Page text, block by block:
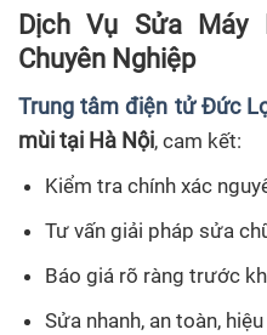
Dịch Vụ Sửa
Chuyên Nghiệp
Trung tâm điện tử Đức
mùi tại Hà Nội, cam kết:
Kiểm tra chính xác
Tư vấn giải pháp sửa
Báo giá rõ ràng trước
Sửa nhanh, an toàn,